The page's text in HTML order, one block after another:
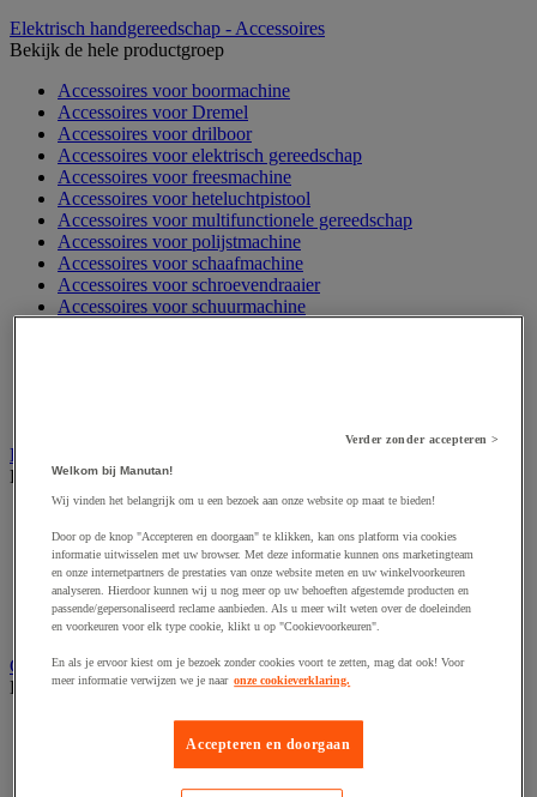
Elektrisch handgereedschap - Accessoires
Bekijk de hele productgroep
Accessoires voor boormachine
Accessoires voor Dremel
Accessoires voor drilboor
Accessoires voor elektrisch gereedschap
Accessoires voor freesmachine
Accessoires voor heteluchtpistool
Accessoires voor multifunctionele gereedschap
Accessoires voor polijstmachine
Accessoires voor schaafmachine
Accessoires voor schroevendraaier
Accessoires voor schuurmachine
Elektrische toebehoren en verlichting
Bekijk de hele productgroep
Batterij, oplader en kabel
Elektrische kabel
Elektrische uitrusting
Verlengsnoer, stekkerdoos en kapelhaspel
Wandcontactdoos en schakelaar
Gereedschap opbergen
Bekijk de hele productgroep
Assortimentsdoos en gereedschapkoffer
Gereedschapskist en opbergtas
Gereedschapskoffer en versterkte kist
Verrijdbare werktafel
Verder zonder accepteren >
Welkom bij Manutan!
Wij vinden het belangrijk om u een bezoek aan onze website op maat te bieden!
Door op de knop "Accepteren en doorgaan" te klikken, kan ons platform via cookies
informatie uitwisselen met uw browser. Met deze informatie kunnen ons marketingteam
en onze internetpartners de prestaties van onze website meten en uw winkelvoorkeuren
analyseren. Hierdoor kunnen wij u nog meer op uw behoeften afgestemde producten en
passende/gepersonaliseerd reclame aanbieden. Als u meer wilt weten over de doeleinden
en voorkeuren voor elk type cookie, klikt u op "Cookievoorkeuren".
En als je ervoor kiest om je bezoek zonder cookies voort te zetten, mag dat ook! Voor
meer informatie verwijzen we je naar onze cookieverklaring.
Accepteren en doorgaan